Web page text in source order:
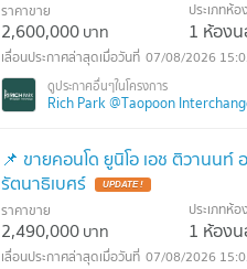
ราคาขาย
2,600,000บาท
ประเภทห้อง
1 ห้อง
07/08/2026
Rich Park @Taopoon
📌 ขายคอนโด ยูนิโอ เอช ติวานน
รัตนาธิเบศร์
UPDATE !
ราคาขาย
2,490,000บาท
ประเภทห้อง
1 ห้อง
07/08/2026